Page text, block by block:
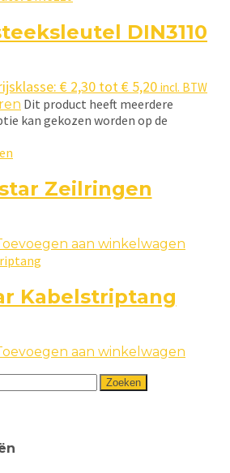
DIN3110
€ 2,30 tot € 5,20 incl. BTW
Dit product heeft meerdere
kan gekozen worden op de
Zeilringen
aan winkelwagen
Kabelstriptang
aan winkelwagen